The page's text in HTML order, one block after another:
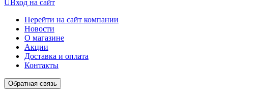
UВход на сайт
Перейти на сайт компании
Новости
О магазине
Акции
Доставка и оплата
Контакты
Обратная связь